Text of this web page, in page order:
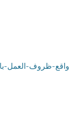
واقع-ظروف-العمل-